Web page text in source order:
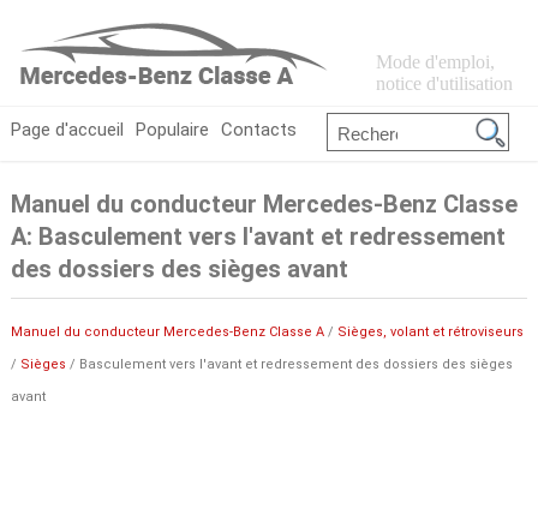
Mode d'emploi,
notice d'utilisation
Page d'accueil Populaire Contacts
Manuel du conducteur Mercedes-Benz Classe
A: Basculement vers l'avant et redressement
des dossiers des sièges avant
Manuel du conducteur Mercedes-Benz Classe A/ Sièges, volant et rétroviseurs
/ Sièges / Basculement vers l'avant et redressement des dossiers des sièges
avant